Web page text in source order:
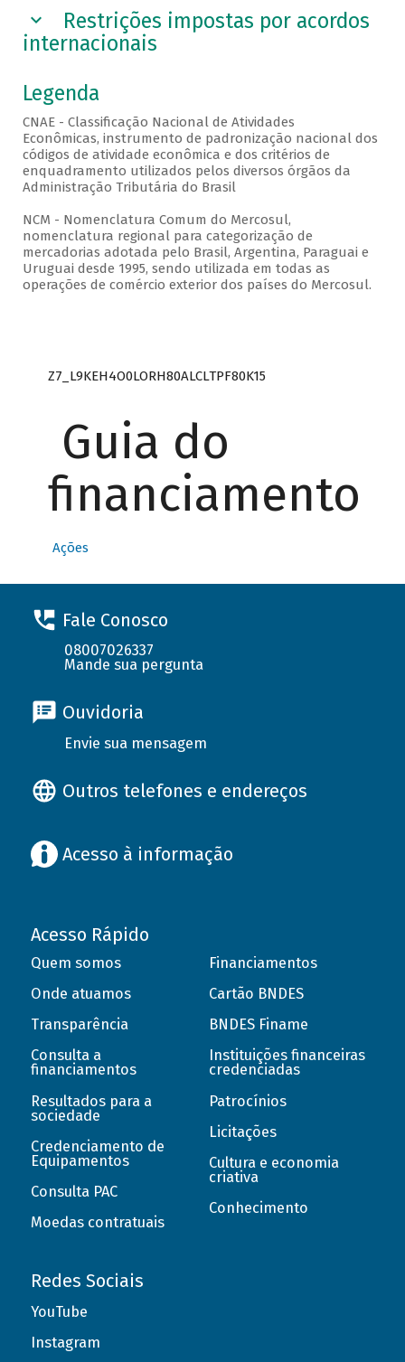
Restrições impostas por acordos
internacionais
Legenda
CNAE - Classificação Nacional de Atividades
Econômicas, instrumento de padronização nacional dos
códigos de atividade econômica e dos critérios de
enquadramento utilizados pelos diversos órgãos da
Administração Tributária do Brasil
NCM - Nomenclatura Comum do Mercosul,
nomenclatura regional para categorização de
mercadorias adotada pelo Brasil, Argentina, Paraguai e
Uruguai desde 1995, sendo utilizada em todas as
operações de comércio exterior dos países do Mercosul.
Z7_L9KEH4O0LORH80ALCLTPF80K15
Guia do
financiamento
Ações
Fale Conosco
08007026337
Mande sua pergunta
Ouvidoria
Envie sua mensagem
Outros telefones e endereços
Acesso à informação
Acesso Rápido
Quem somos
Onde atuamos
Transparência
Consulta a
financiamentos
Resultados para a
sociedade
Credenciamento de
Equipamentos
Consulta PAC
Moedas contratuais
Financiamentos
Cartão BNDES
BNDES Finame
Instituições financeiras
credenciadas
Patrocínios
Licitações
Cultura e economia
criativa
Conhecimento
Redes Sociais
YouTube
Instagram